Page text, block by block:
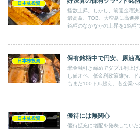
日本株投資
指数上昇。しかし、前週金曜
最高益、TOB、大増益に高進
銘柄のなかなかの上昇を1銘柄
日本株投資 保有銘柄中で円安、原油
米金融引き締めでダブル利上
し値オペ、低金利政策維持、
もまだ100ドル超え。各企業へ
日本株投資 優待には無関心
優待拡充に増配を発表してい